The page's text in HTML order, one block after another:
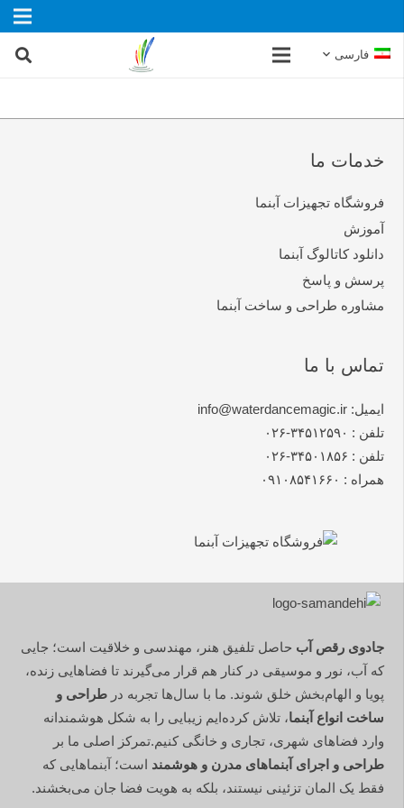
فارسی
خدمات ما
فروشگاه تجهیزات آبنما
آموزش
دانلود کاتالوگ آبنما
پرسش و پاسخ
مشاوره طراحی و ساخت آبنما
تماس با ما
ایمیل: info@waterdancemagic.ir
تلفن : ۳۴۵۱۲۵۹۰-۰۲۶
تلفن : ۳۴۵۰۱۸۵۶-۰۲۶
همراه : ۰۹۱۰۸۵۴۱۶۶۰
جادوی رقص آب حاصل تلفیق هنر، مهندسی و خلاقیت است؛ جایی
که آب، نور و موسیقی در کنار هم قرار می‌گیرند تا فضاهایی زنده،
پویا و الهام‌بخش خلق شوند. ما با سال‌ها تجربه درطراحی و
ساخت انواع آبنما، تلاش کرده‌ایم زیبایی را به شکل هوشمندانه
وارد فضاهای شهری، تجاری و خانگی کنیم.تمرکز اصلی ما بر
طراحی و اجرای آبنماهای مدرن و هوشمند است؛ آبنماهایی که
فقط یک المان تزئینی نیستند، بلکه به هویت فضا جان می‌بخشند.